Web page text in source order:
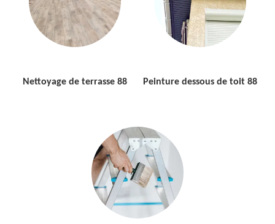
Nettoyage de terrasse 88 Peinture dessous de toit 88